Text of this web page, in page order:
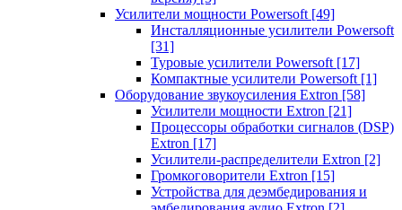
Усилители мощности Powersoft [49]
Инсталляционные усилители Powersoft
[31]
Туровые усилители Powersoft [17]
Компактные усилители Powersoft [1]
Оборудование звукоусиления Extron [58]
Усилители мощности Extron [21]
Процессоры обработки сигналов (DSP)
Extron [17]
Усилители-распределители Extron [2]
Громкоговорители Extron [15]
Устройства для деэмбедирования и